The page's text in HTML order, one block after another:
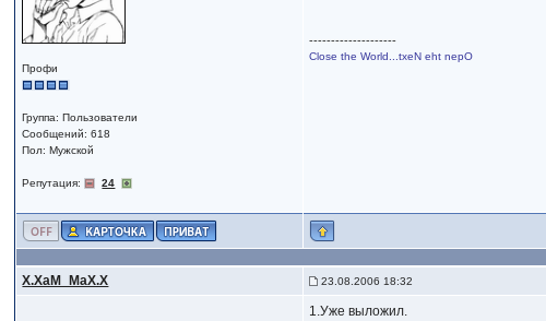
Профи
Группа: Пользователи
Сообщений: 618
Пол: Мужской
Репутация: 24
--------------------
Close the World...txeN eht nepO
X.XaM_MaX.X 23.08.2006 18:32
1.Уже выложил.